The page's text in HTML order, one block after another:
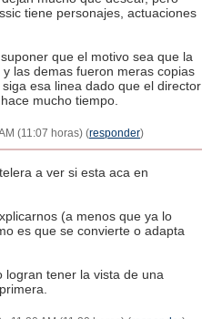
tiene personajes, actuaciones
que el motivo sea que la
las demas fueron meras copias
esa linea dado que el director
mucho tiempo.
(11:07 horas) (responder)
a ver si esta aca en
(a menos que ya lo
es que se convierte o adapta
logran tener la vista de una